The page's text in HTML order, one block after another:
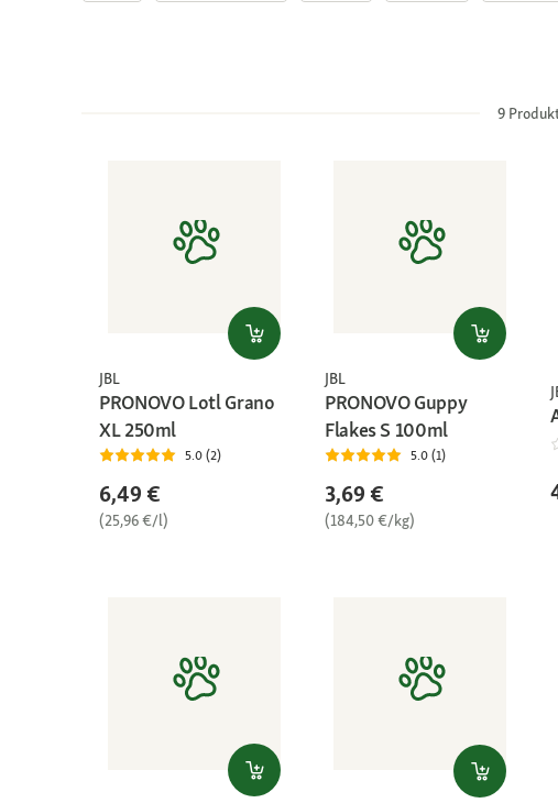
9
JBL
PRONOVO Lotl Grano
XL 250ml
5.0 (2)
6,49 €
(25,96 €/l)
JBL
PRONOVO Guppy
Flakes S 100ml
5.0 (1)
3,69 €
(184,50 €/kg)